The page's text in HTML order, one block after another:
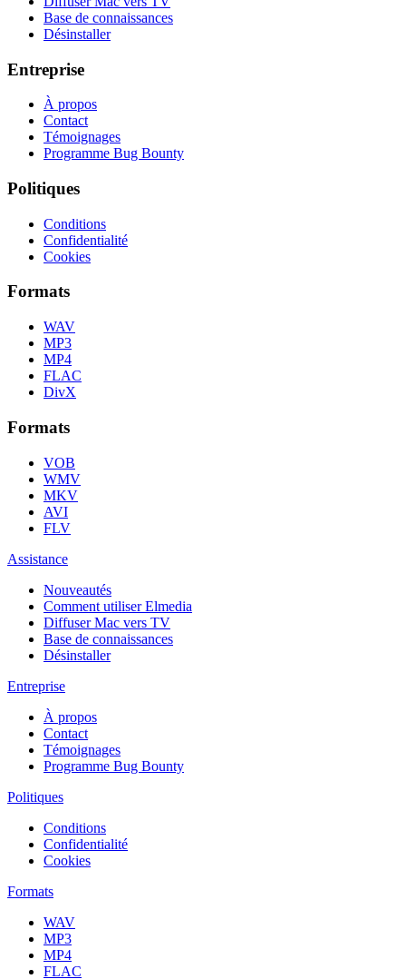
Base de connaissances
Désinstaller
Entreprise
À propos
Contact
Témoignages
Programme Bug Bounty
Politiques
Conditions
Confidentialité
Cookies
Formats
WAV
MP3
MP4
FLAC
DivX
Formats
VOB
WMV
MKV
AVI
FLV
Assistance
Nouveautés
Comment utiliser Elmedia
Diffuser Mac vers TV
Base de connaissances
Désinstaller
Entreprise
À propos
Contact
Témoignages
Programme Bug Bounty
Politiques
Conditions
Confidentialité
Cookies
Formats
WAV
MP3
MP4
FLAC